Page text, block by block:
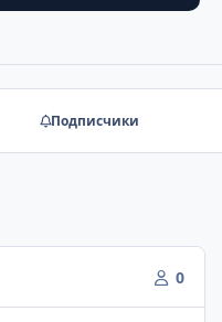
Подписчики
0